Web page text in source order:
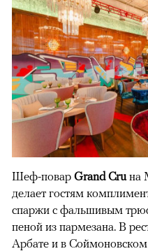
Шеф-повар Grand Cruна
делает гостям
спаржи с фальшивым
пеной из пармезана. В
Арбате и в Соймоновском